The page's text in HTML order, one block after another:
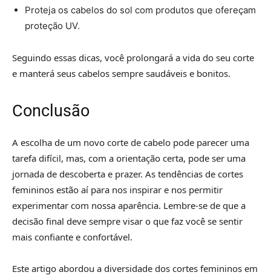
Proteja os cabelos do sol com produtos que ofereçam
proteção UV.
Seguindo essas dicas, você prolongará a vida do seu corte
e manterá seus cabelos sempre saudáveis e bonitos.
Conclusão
A escolha de um novo corte de cabelo pode parecer uma
tarefa difícil, mas, com a orientação certa, pode ser uma
jornada de descoberta e prazer. As tendências de cortes
femininos estão aí para nos inspirar e nos permitir
experimentar com nossa aparência. Lembre-se de que a
decisão final deve sempre visar o que faz você se sentir
mais confiante e confortável.
Este artigo abordou a diversidade dos cortes femininos em